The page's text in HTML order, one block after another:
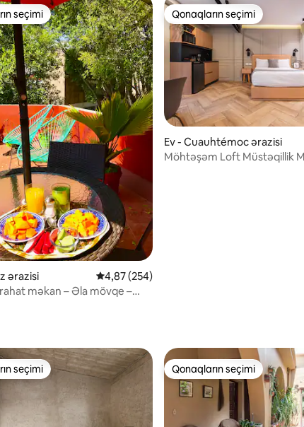
215 rəy
seçimi
seçimi
ərazisi Ortalama reytinq 4,87/5, 254 rəy
4,87 (254)
məkan – Əla mövqe –
Qonaqların seçimi
Qonaqların seçimi
Ev - Cuauhtémoc ərazisi
Möhtəşəm Loft Müstəqillik
seçimi
seçimi Qonaqların seçimi
Qonaqların seçimi